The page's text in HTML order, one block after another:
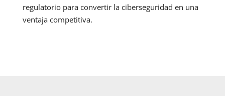
regulatorio para convertir la ciberseguridad en una
ventaja competitiva.